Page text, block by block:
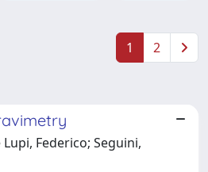
1 2
Federico; Seguini,